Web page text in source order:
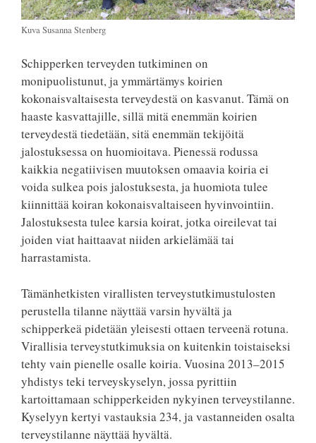
Kuva Susanna Stenberg
Schipperken terveyden tutkiminen on
monipuolistunut, ja ymmärtämys koirien
kokonaisvaltaisesta terveydestä on kasvanut. Tämä on
haaste kasvattajille, sillä mitä enemmän koirien
terveydestä tiedetään, sitä enemmän tekijöitä
jalostuksessa on huomioitava. Pienessä rodussa
kaikkia negatiivisen muutoksen omaavia koiria ei
voida sulkea pois jalostuksesta, ja huomiota tulee
kiinnittää koiran kokonaisvaltaiseen hyvinvointiin.
Jalostuksesta tulee karsia koirat, jotka oireilevat tai
joiden viat haittaavat niiden arkielämää tai
harrastamista.
Tämänhetkisten virallisten terveystutkimustulosten
perustella tilanne näyttää varsin hyvältä ja
schipperkeä pidetään yleisesti ottaen terveenä rotuna.
Virallisia terveystutkimuksia on kuitenkin toistaiseksi
tehty vain pienelle osalle koiria. Vuosina 2013–2015
yhdistys teki terveyskyselyn, jossa pyrittiin
kartoittamaan schipperkeiden nykyinen terveystilanne.
Kyselyyn kertyi vastauksia 234, ja vastanneiden osalta
terveystilanne näyttää hyvältä.